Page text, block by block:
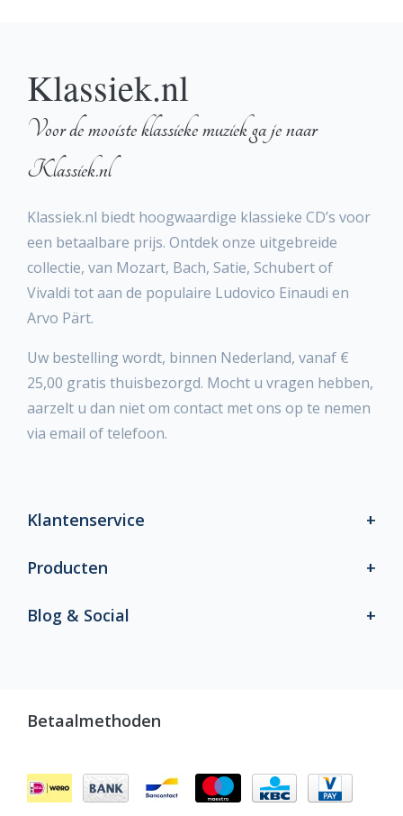
Klassiek.nl
Voor de mooiste klassieke muziek ga je naar
Klassiek.nl
Klassiek.nl biedt hoogwaardige klassieke CD’s voor
een betaalbare prijs. Ontdek onze uitgebreide
collectie, van Mozart, Bach, Satie, Schubert of
Vivaldi tot aan de populaire Ludovico Einaudi en
Arvo Pärt.
Uw bestelling wordt, binnen Nederland, vanaf €
25,00 gratis thuisbezorgd. Mocht u vragen hebben,
aarzelt u dan niet om contact met ons op te nemen
via email of telefoon.
Klantenservice
Producten
Blog & Social
Betaalmethoden